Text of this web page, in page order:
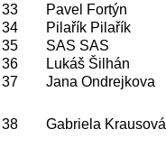
33
Pavel Fortýn
34
Pilařík Pilařík
35
SAS SAS
36
Lukáš Šilhán
37
Jana Ondrejkova
38 Gabriela Krausová